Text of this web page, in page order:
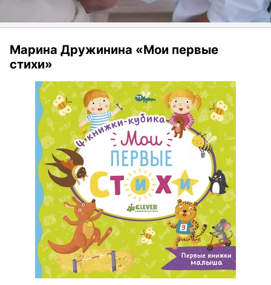
Марина Дружинина «Мои первые
стихи»